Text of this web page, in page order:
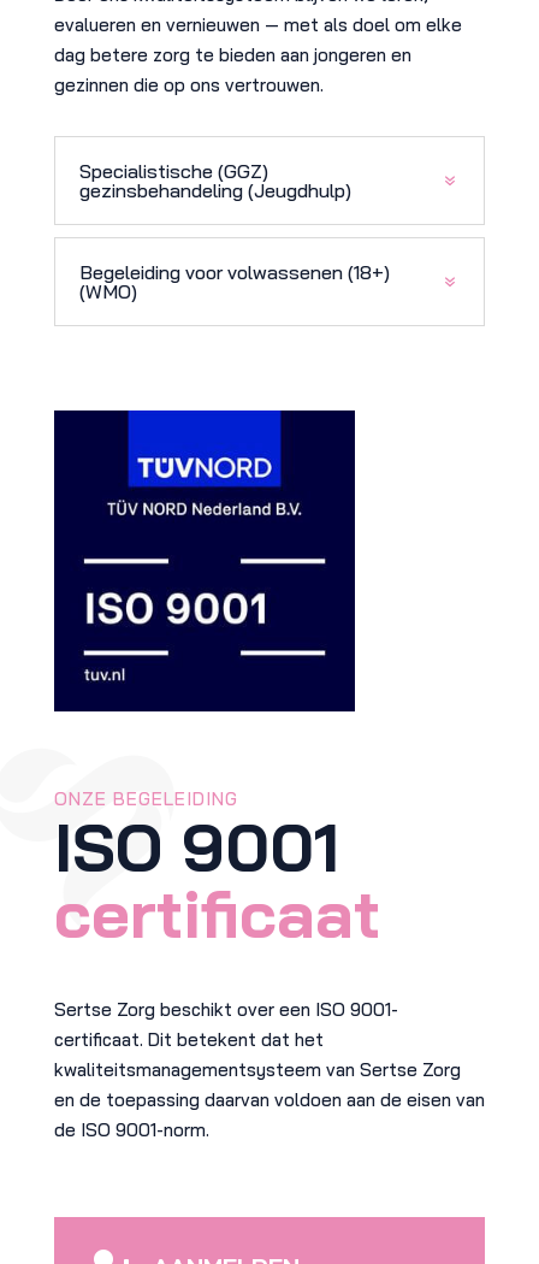
evalueren en vernieuwen — met als doel om elke
dag betere zorg te bieden aan jongeren en
gezinnen die op ons vertrouwen.
Specialistische (GGZ)
gezinsbehandeling (Jeugdhulp)
Begeleiding voor volwassenen (18+)
(WMO)
ONZE BEGELEIDING
ISO 9001
certificaat
Sertse Zorg beschikt over een ISO 9001-
certificaat. Dit betekent dat het
kwaliteitsmanagementsysteem van Sertse Zorg
en de toepassing daarvan voldoen aan de eisen van
de ISO 9001-norm.